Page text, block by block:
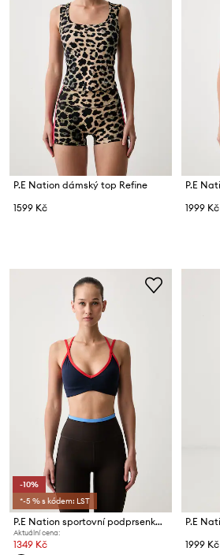
P.E Nation dámský top Refine
1599 Kč
1999 Kč
-10%
*-5 % s kódem: LST
P.E Nation sportovní podprsenka Paramount
Aktuální cena:
1349 Kč
1999 Kč